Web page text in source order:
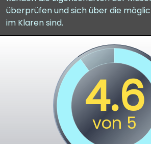
überprüfen und sich über die
im Klaren sind.